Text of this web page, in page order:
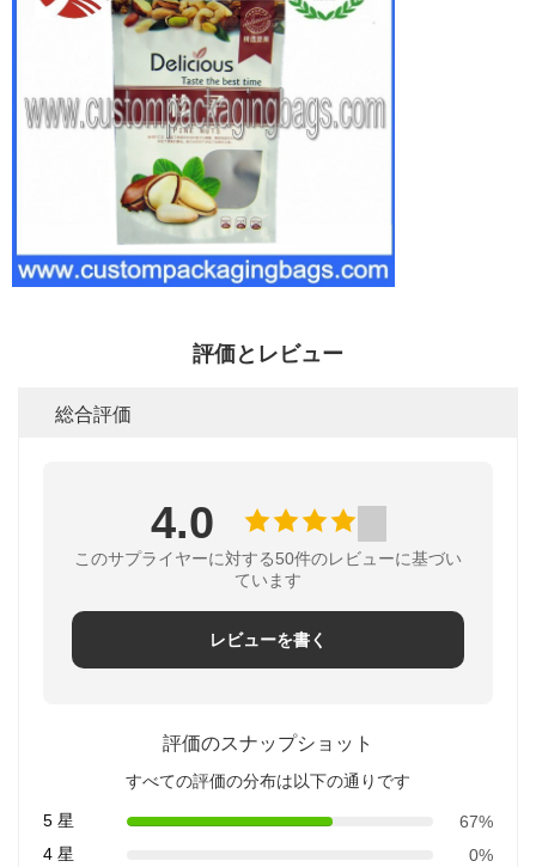
評価とレビュー
総合評価
4.0
このサプライヤーに対する50件のレビューに基づい
ています
レビューを書く
評価のスナップショット
すべての評価の分布は以下の通りです
5 星
67%
4 星
0%